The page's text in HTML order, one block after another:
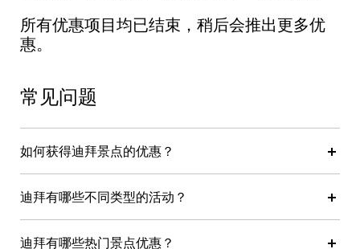
所有优惠项目均已结束，稍后会推出更多优
惠。
常见问题
如何获得迪拜景点的优惠？
迪拜有哪些不同类型的活动？
迪拜有哪些热门景点优惠？